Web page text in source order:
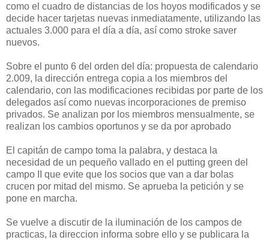
como el cuadro de distancias de los hoyos modificados y se
decide hacer tarjetas nuevas inmediatamente, utilizando las
actuales 3.000 para el día a día, así como stroke saver
nuevos.
Sobre el punto 6 del orden del día: propuesta de calendario
2.009, la dirección entrega copia a los miembros del
calendario, con las modificaciones recibidas por parte de los
delegados así como nuevas incorporaciones de premiso
privados. Se analizan por los miembros mensualmente, se
realizan los cambios oportunos y se da por aprobado
El capitán de campo toma la palabra, y destaca la
necesidad de un pequeño vallado en el putting green del
campo II que evite que los socios que van a dar bolas
crucen por mitad del mismo. Se aprueba la petición y se
pone en marcha.
Se vuelve a discutir de la iluminación de los campos de
practicas, la direccion informa sobre ello y se publicara la